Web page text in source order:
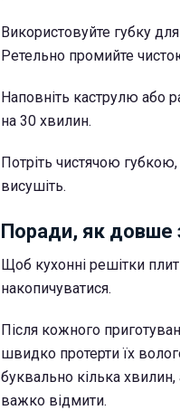
Використовуйте губку
Ретельно промийте
Наповніть каструлю або
на 30 хвилин.
Потріть чистячою
висушіть.
Поради, як довше
Щоб кухонні решітки
накопичуватися.
Після кожного
швидко протерти їх
буквально кілька
важко відмити.